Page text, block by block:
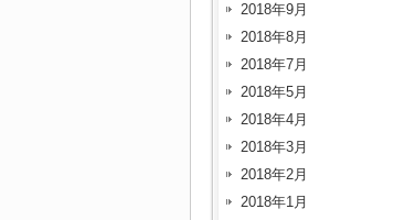
2018年9月
2018年8月
2018年7月
2018年5月
2018年4月
2018年3月
2018年2月
2018年1月